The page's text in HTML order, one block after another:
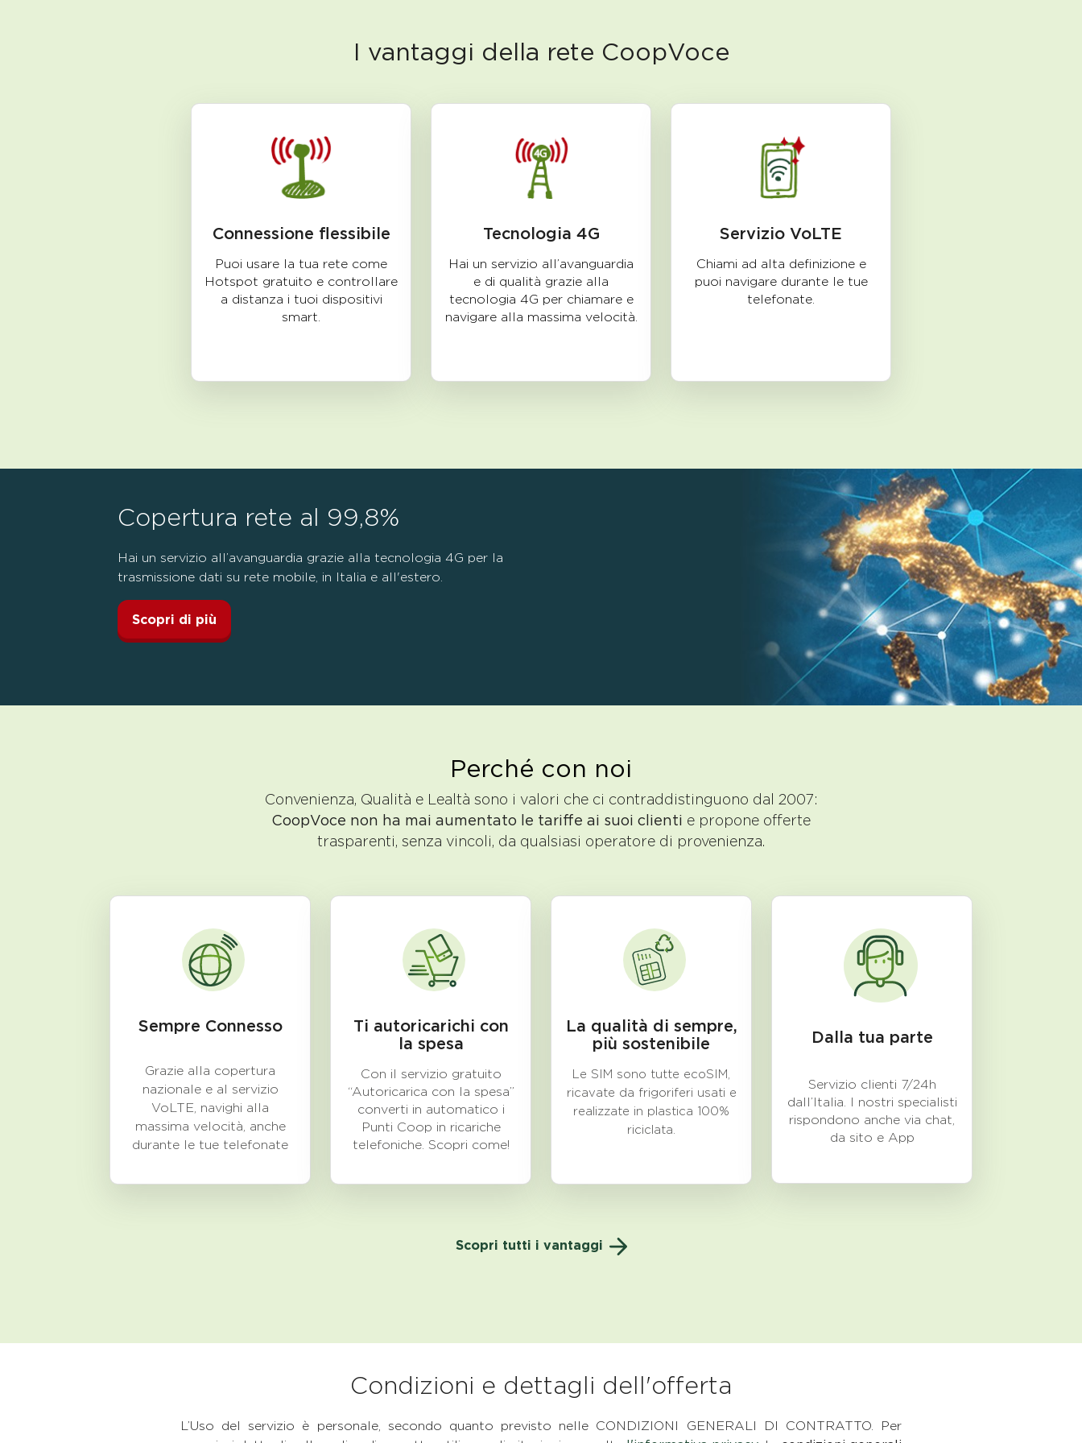
I vantaggi della rete CoopVoce
Connessione flessibile
Puoi usare la tua rete come
Hotspot gratuito e controllare
a distanza i tuoi dispositivi
smart.
Tecnologia 4G
Hai un servizio all’avanguardia
e di qualità grazie alla
tecnologia 4G per chiamare e
navigare alla massima velocità.
Servizio VoLTE
Chiami ad alta definizione e
puoi navigare durante le tue
telefonate.
Copertura rete al 99,8%
Hai un servizio all’avanguardia grazie alla tecnologia 4G per la
trasmissione dati su rete mobile, in Italia e all'estero.
Scopri di più
Perché con noi
Convenienza, Qualità e Lealtà sono i valori che ci contraddistinguono dal 2007:
CoopVoce non ha mai aumentato le tariffe ai suoi clienti e propone offerte
trasparenti, senza vincoli, da qualsiasi operatore di provenienza.
Sempre Connesso
Grazie alla copertura
nazionale e al servizio
VoLTE, navighi alla
massima velocità, anche
durante le tue telefonate
Ti autoricarichi con
la spesa
Con il servizio gratuito
“Autoricarica con la spesa”
converti in automatico i
Punti Coop in ricariche
telefoniche. Scopri come!
La qualità di sempre,
più sostenibile
Le SIM sono tutte ecoSIM,
ricavate da frigoriferi usati e
realizzate in plastica 100%
riciclata.
Dalla tua parte
Servizio clienti 7/24h
dall’Italia. I nostri specialisti
rispondono anche via chat,
da sito e App
Scopri tutti i vantaggi
Condizioni e dettagli dell'offerta
L’Uso del servizio è personale, secondo quanto previsto nelle CONDIZIONI GENERALI DI CONTRATTO. Per